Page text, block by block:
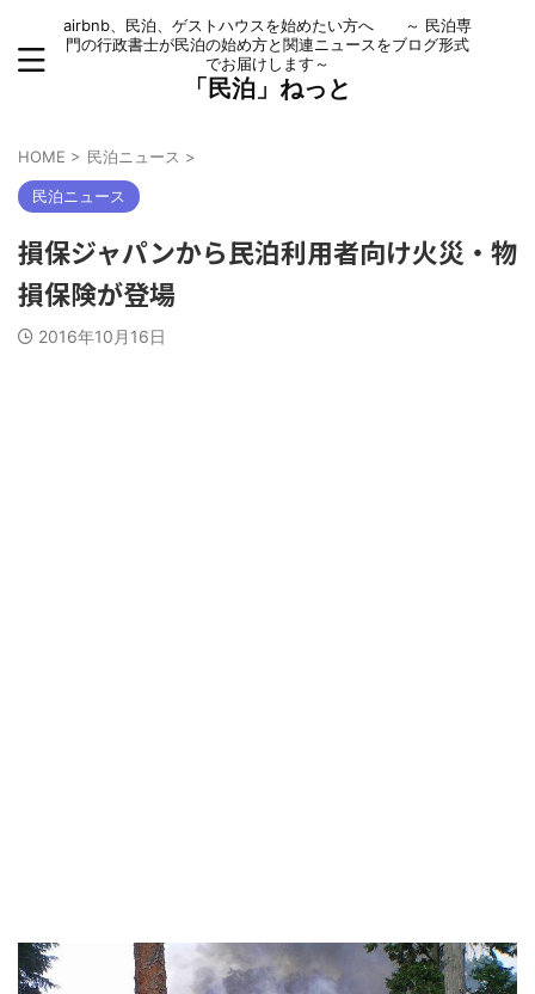
airbnb、民泊、ゲストハウスを始めたい方へ ～ 民泊専
門の行政書士が民泊の始め方と関連ニュースをブログ形式
でお届けします～
「民泊」ねっと
HOME > 民泊ニュース >
民泊ニュース
損保ジャパンから民泊利用者向け火災・物
損保険が登場
2016年10月16日